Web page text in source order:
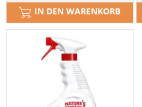
IN DEN WARENKORB